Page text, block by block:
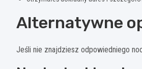
Alternatywne
Jeśli nie znajdziesz odpowiedniego